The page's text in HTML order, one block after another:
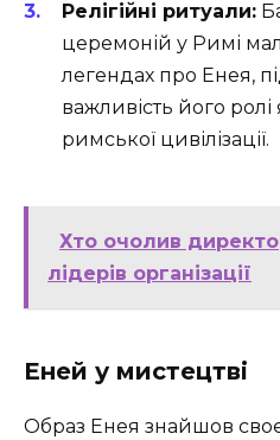
Релігійні ритуали:
церемоній у Римі
легендах про Енея,
важливість його
римської цивілізації.
Хто очолив
лідерів організації
Еней у мистецтві
Образ Енея знайшов